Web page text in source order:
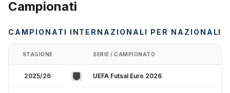
Campionati
CAMPIONATI INTERNAZIONALI PER NAZIONALI
STAGIONE SERIE / CAMPIONATO
2025/26 UEFA Futsal Euro 2026